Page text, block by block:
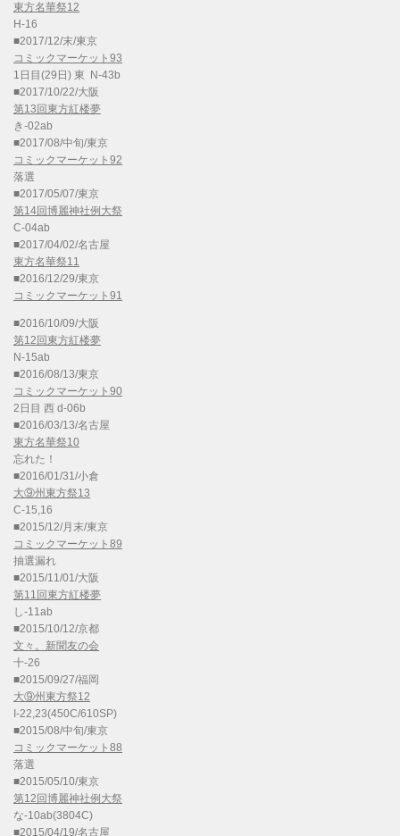
東方名華祭12
H-16
■2017/12/末/東京
コミックマーケット93
1日目(29日) 東 N-43b
■2017/10/22/大阪
第13回東方紅楼夢
き-02ab
■2017/08/中旬/東京
コミックマーケット92
落選
■2017/05/07/東京
第14回博麗神社例大祭
C-04ab
■2017/04/02/名古屋
東方名華祭11
■2016/12/29/東京
コミックマーケット91
■2016/10/09/大阪
第12回東方紅楼夢
N-15ab
■2016/08/13/東京
コミックマーケット90
2日目 西 d-06b
■2016/03/13/名古屋
東方名華祭10
忘れた！
■2016/01/31/小倉
大⑨州東方祭13
C-15,16
■2015/12/月末/東京
コミックマーケット89
抽選漏れ
■2015/11/01/大阪
第11回東方紅楼夢
し-11ab
■2015/10/12/京都
文々。新聞友の会
十-26
■2015/09/27/福岡
大⑨州東方祭12
I-22,23(450C/610SP)
■2015/08/中旬/東京
コミックマーケット88
落選
■2015/05/10/東京
第12回博麗神社例大祭
な-10ab(3804C)
■2015/04/19/名古屋